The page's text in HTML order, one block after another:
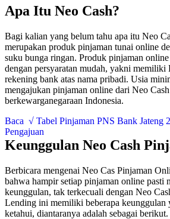
Apa Itu Neo Cash?
Bagi kalian yang belum tahu apa itu Neo
merupakan produk pinjaman tunai online
suku bunga ringan. Produk pinjaman
dengan persyaratan mudah, yakni memiliki
rekening bank atas nama pribadi. Usia
mengajukan pinjaman online dari Neo
berkewarganegaraan Indonesia.
Baca √ Tabel Pinjaman PNS Bank Jateng
Pengajuan
Keunggulan Neo Cash
Berbicara mengenai Neo Cas Pinjaman
bahwa hampir setiap pinjaman online pasti
keunggulan, tak terkecuali dengan Neo
Lending ini memiliki beberapa keunggulan
ketahui, diantaranya adalah sebagai berikut.